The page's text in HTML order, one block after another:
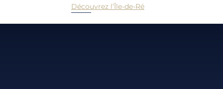
Découvrez l’Île-de-Ré